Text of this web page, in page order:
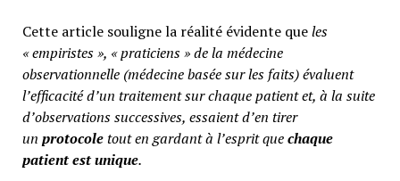
Cette article souligne la réalité évidente queles
« empiristes », « praticiens » de la médecine
observationnelle (médecine basée sur les faits) évaluent
l’efficacité d’un traitement sur chaque patient et, à la suite
d’observations successives, essaient d’en tirer
un protocoletout en gardant à l’esprit quechaque
patient est unique.